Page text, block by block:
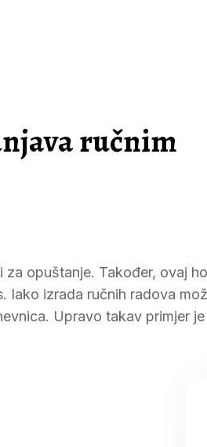
ručnim
za opuštanje. Također, ovaj
Iako izrada ručnih radova
Upravo takav primjer je